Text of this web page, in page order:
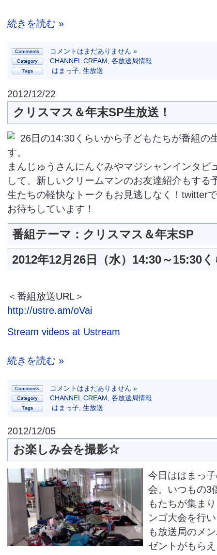
続きを読む »
コメントはまだありません »
CHANNEL CREAM 各放送局情報
はまっ子 生放送
2012/12/22
クリスマス＆年末SP生放送！
26日の14:30くらいから子どもたちが番組の
す。
まんじゅうさんにんぐみやマジシャンインタビ
して、新しいクリームマンのお友達紹介もする
生たちの軽快なトークもお見逃しなく！twitter
お待ちしています！
番組テーマ：クリスマス＆年末SP
2012年12月26日（水）14:30～15:30
＜番組放送URL＞
http://ustre.am/oVai
Stream videos at Ustream
続きを読む »
コメントはまだありません »
CHANNEL CREAM 各放送局情報
はまっ子 生放送
2012/12/05
お楽しみ会を撮影☆
今日ははまっ
会。いつもの3
もたちが集ま
ンゴ大会を行
も放送局のメ
ゼントがもら